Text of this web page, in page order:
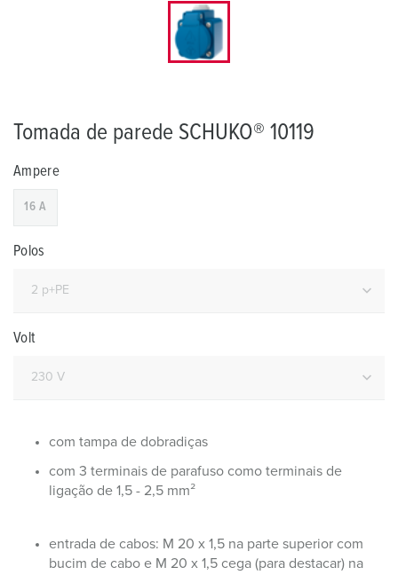
Tomada de parede SCHUKO® 10119
Ampere
16 A
Polos
Volt
com tampa de dobradiças
com 3 terminais de parafuso como terminais de
ligação de 1,5 - 2,5 mm²
entrada de cabos: M 20 x 1,5 na parte superior com
bucim de cabo e M 20 x 1,5 cega (para destacar) na